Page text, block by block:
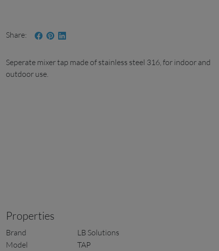
Share
Seperate Hydrant (wheeltap)
Seperate mixer tap made of stainless steel 316, for indoor and
outdoor use.
properties
brand
LB Solutions
model
TAP